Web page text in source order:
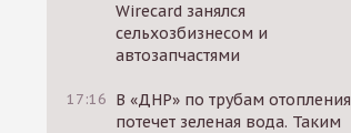
Wirecard занялся
сельхозбизнесом и
автозапчастями
17:16 В «ДНР» по трубам отопления
потечет зеленая вода. Таким